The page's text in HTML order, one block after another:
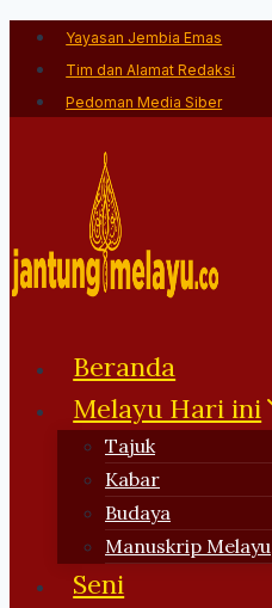
Skip
content
Yayasan Jembia Emas
Tim dan Alamat Redaksi
Pedoman Media Siber
Beranda
Melayu Hari ini
Tajuk
Kabar
Budaya
Manuskrip Melayu
Seni